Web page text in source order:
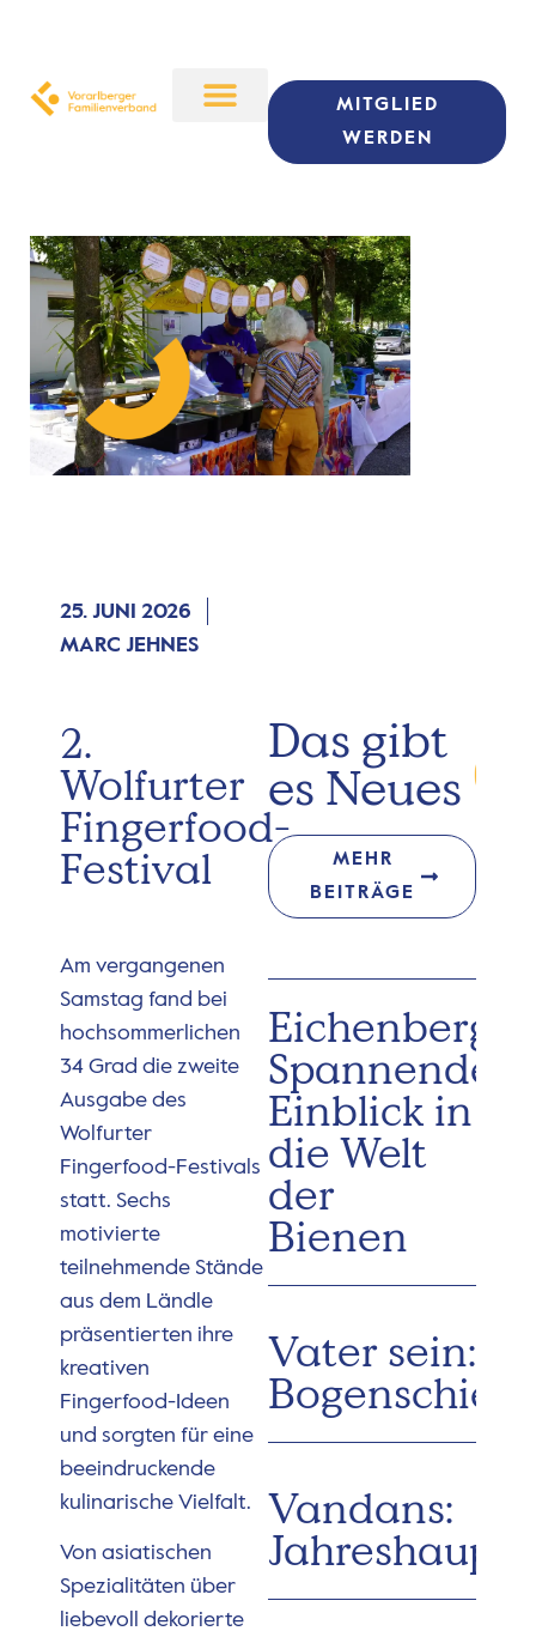
MITGLIED
WERDEN
25. JUNI 2026
MARC JEHNES
2.
Wolfurter
Fingerfood-
Festival
Am vergangenen
Samstag fand bei
hochsommerlichen
34 Grad die zweite
Ausgabe des
Wolfurter
Fingerfood-Festivals
statt. Sechs
motivierte
teilnehmende Stände
aus dem Ländle
präsentierten ihre
kreativen
Fingerfood-Ideen
und sorgten für eine
beeindruckende
kulinarische Vielfalt.
Von asiatischen
Spezialitäten über
liebevoll dekorierte
Das gibt
es Neues
MEHR
BEITRÄGE
Eichenberg:
Spannender
Einblick in
die Welt
der
Bienen
Vater sein:
Vandans: